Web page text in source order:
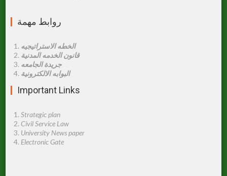
روابط مهمة
الخطه الاستراتيجيه
قانون الخدمه المدنية
جريدة الجامعه
البوابه الالكترونية
Important Links
Strategic plan
Civil Service Law
University News paper
Electronic Gate